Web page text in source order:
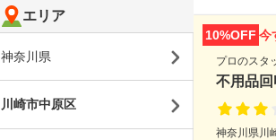
10%OFF 今
プロのスタ
不用品
神奈川県川
エリア
神奈川県
川崎市中原区